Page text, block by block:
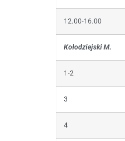
12.00-16.00
Kołodziejski M.
1-2
3
4